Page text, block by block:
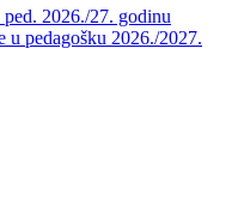
2026./27. godinu
u pedagošku 2026./2027.